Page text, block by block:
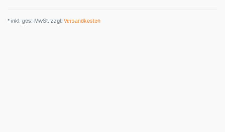
* inkl. ges. MwSt. zzgl. Versandkosten